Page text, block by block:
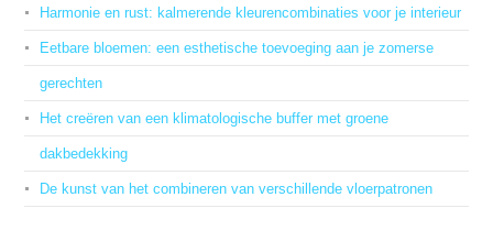
Harmonie en rust: kalmerende kleurencombinaties voor je interieur
Eetbare bloemen: een esthetische toevoeging aan je zomerse
gerechten
Het creëren van een klimatologische buffer met groene
dakbedekking
De kunst van het combineren van verschillende vloerpatronen